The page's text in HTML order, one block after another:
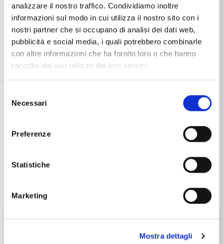
analizzare il nostro traffico. Condividiamo inoltre
informazioni sul modo in cui utilizza il nostro sito con i
nostri partner che si occupano di analisi dei dati web,
pubblicità e social media, i quali potrebbero combinarle
con altre informazioni che ha fornito loro o che hanno
raccolto dal suo utilizzo dei loro servizi.
delNecessari
Preferenze
Statistiche
Marketing
Mostra dettagli
Materiale oro 18kt
Produzione made in Italy
Tipologia tre pietre
Pietre / Gemme diamanti
E DIAMANTI CT 0.27 G VS
CAPPAGLI
ANELLI IN ORO E DIAMANTI MADE IN ITALY
prodotto al momento non disponibile ed il prezzo di questo